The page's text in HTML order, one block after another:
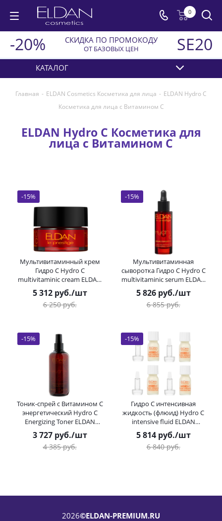
0
-20% СКИДКА ПО ПРОМОКОДУ
ОТ БАЗОВЫХ ЦЕН SE20
КАТАЛОГ
Главная - ELDAN Cosmetics Косметика для лица - ELDAN Hydro C
Косметика для лица с Витамином С
ELDAN Hydro C Косметика для
лица с Витамином С
Мультивитаминный крем
Гидро С Hydro C
multivitaminic cream ELDAN
Cosmetics 50 мл
5 312руб./шт
6 250руб.
-15%
Мультивитаминная
сыворотка Гидро C Hydro C
multivitaminic serum ELDAN
Cosmetics 30 мл
5 826руб./шт
6 855руб.
-15%
Тоник-спрей с Витамином C
энергетический Hydro C
Energizing Toner ELDAN
Cosmetics 250 мл
3 727руб./шт
4 385руб.
-15%
Гидро С интенсивная
жидкость (флюид) Hydro C
intensive fluid ELDAN
Cosmetics 4*7 мл
5 814руб./шт
6 840руб.
-15%
2026©ELDAN-PREMIUM.RU